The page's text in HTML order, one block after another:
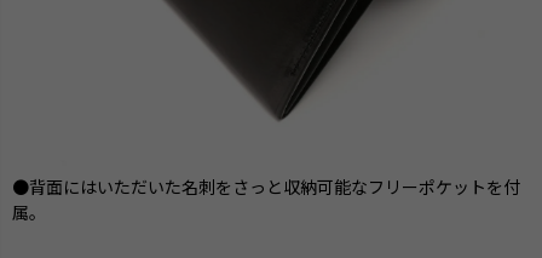
●背面にはいただいた名刺をさっと収納可能なフリーポケットを付
属。